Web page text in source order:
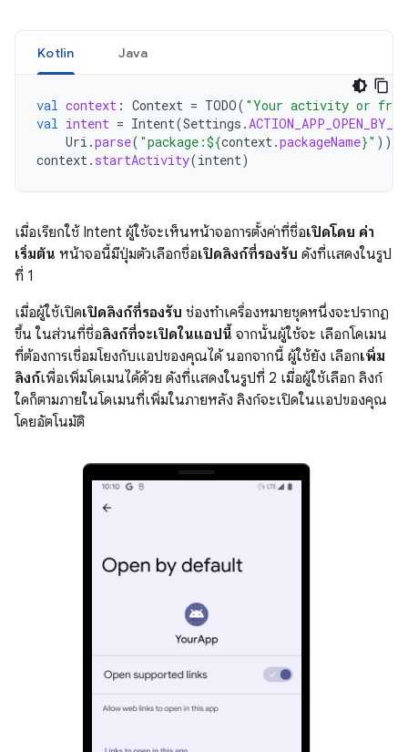
Kotlin Java
val context : Context = TODO( "Your activity or
val intent = Intent(Settings .
Uri .parse( "package:${context.packageName}" ))
context. startActivity(intent)
เมื่อเรียกใช้ Intent ผู้ใช้จะเห็นหน้าจอการตั้งค่าที่ชื่อเปิดโดย ค่า
เริ่มต้น หน้าจอนี้มีปุ่มตัวเลือกชื่อเปิดลิงก์ที่รองรับ ดังที่แสดงในรูป
ที่ 1
เมื่อผู้ใช้เปิดเปิดลิงก์ที่รองรับ ช่องทำเครื่องหมายชุดหนึ่งจะปรากฏ
ขึ้น ในส่วนที่ชื่อลิงก์ที่จะเปิดในแอปนี้ จากนั้นผู้ใช้จะ เลือกโดเมน
ที่ต้องการเชื่อมโยงกับแอปของคุณได้ นอกจากนี้ ผู้ใช้ยัง เลือกเพิ่ม
ลิงก์เพื่อเพิ่มโดเมนได้ด้วย ดังที่แสดงในรูปที่ 2 เมื่อผู้ใช้เลือก ลิงก์
ใดก็ตามภายในโดเมนที่เพิ่มในภายหลัง ลิงก์จะเปิดในแอปของคุณ
โดยอัตโนมัติ